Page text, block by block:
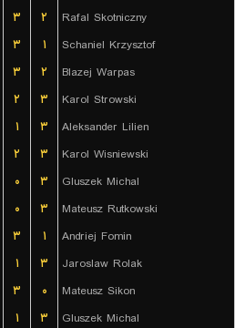
۳ ۲
Rafal Skotniczny
۳ ۱
Schaniel Krzysztof
۳ ۲
Blazej Warpas
۲ ۳
Karol Strowski
۱ ۳
Aleksander Lilien
۲ ۳
Karol Wisniewski
۰ ۳
Gluszek Michal
۰ ۳
Mateusz Rutkowski
۳ ۱
Andriej Fomin
۱ ۳
Jaroslaw Rolak
۳ ۰
Mateusz Sikon
۱ ۳
Gluszek Michal